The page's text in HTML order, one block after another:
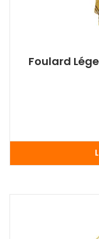
Foulard